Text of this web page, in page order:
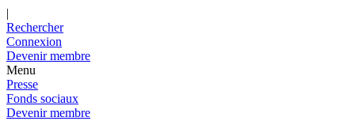
|
Rechercher
Connexion
Devenir membre
Menu
Presse
Fonds sociaux
Devenir membre